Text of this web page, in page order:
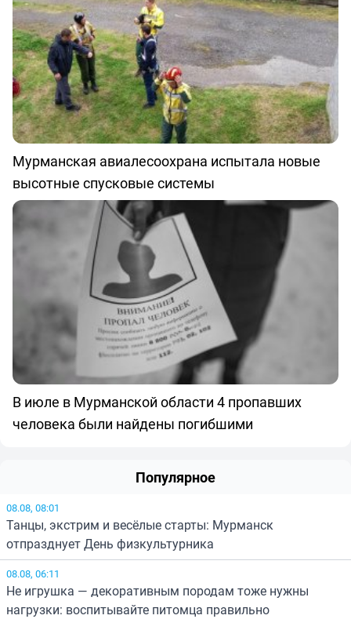
Мурманская авиалесоохрана испытала новые
высотные спусковые системы
В июле в Мурманской области 4 пропавших
человека были найдены погибшими
Популярное
08.08, 08:01
Танцы, экстрим и весёлые старты: Мурманск
отпразднует День физкультурника
08.08, 06:11
Не игрушка — декоративным породам тоже нужны
нагрузки: воспитывайте питомца правильно